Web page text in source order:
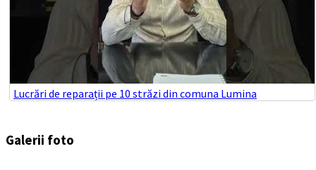
Lucrări de reparații pe 10 străzi din comuna Lumina
Galerii foto